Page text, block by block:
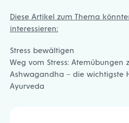
Diese Artikel zum Thema
interessieren:
Stress bewältigen
Weg vom Stress: Atemübungen
Ashwagandha – die wichtigste
Ayurveda